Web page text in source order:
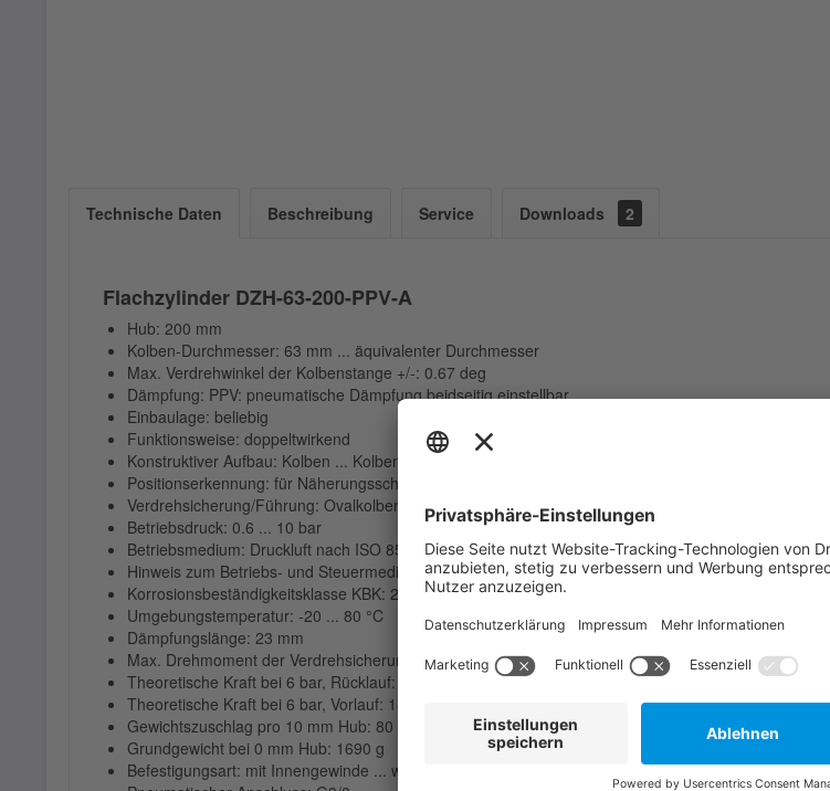
Technische Daten Beschreibung Service Downloads 2
Flachzylinder DZH-63-200-PPV-A
Hub: 200 mm
Kolben-Durchmesser: 63 mm ... äquivalenter Durchmesser
Max. Verdrehwinkel der Kolbenstange +/-: 0.67 deg
Dämpfung: PPV: pneumatische Dämpfung beidseitig einstellbar
Einbaulage: beliebig
Funktionsweise: doppeltwirkend
Konstruktiver Aufbau: Kolben ... Kolbenstange
Positionserkennung: für Näherungsschalter
Verdrehsicherung/Führung: Ovalkolben
Betriebsdruck: 0.6 ... 10 bar
Betriebsmedium: Druckluft nach ISO 8573-1:2010 [7:4:4]
Hinweis zum Betriebs- und Steuermedium: Geölter Betrieb möglich (im weiteren Betrieb erforderlich)
Korrosionsbeständigkeitsklasse KBK: 2 - mäßige Korrosionsbeanspruchung
Umgebungstemperatur: -20 ... 80 °C
Dämpfungslänge: 23 mm
Max. Drehmoment der Verdrehsicherung: 2 Nm
Theoretische Kraft bei 6 bar, Rücklauf: 1682 N
Theoretische Kraft bei 6 bar, Vorlauf: 1870 N
Gewichtszuschlag pro 10 mm Hub: 80 g
Grundgewicht bei 0 mm Hub: 1690 g
Befestigungsart: mit Innengewinde ... wahlweise: